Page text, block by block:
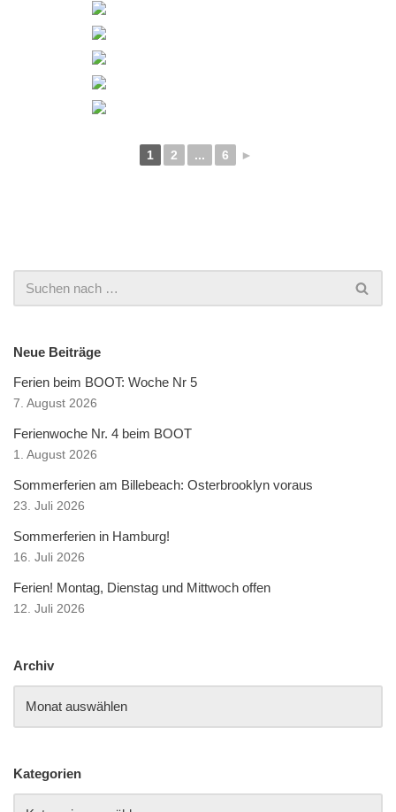
1 2 ... 6 ►
Neue Beiträge
Ferien beim BOOT: Woche Nr 5
7. August 2026
Ferienwoche Nr. 4 beim BOOT
1. August 2026
Sommerferien am Billebeach: Osterbrooklyn voraus
23. Juli 2026
Sommerferien in Hamburg!
16. Juli 2026
Ferien! Montag, Dienstag und Mittwoch offen
12. Juli 2026
Archiv
Kategorien